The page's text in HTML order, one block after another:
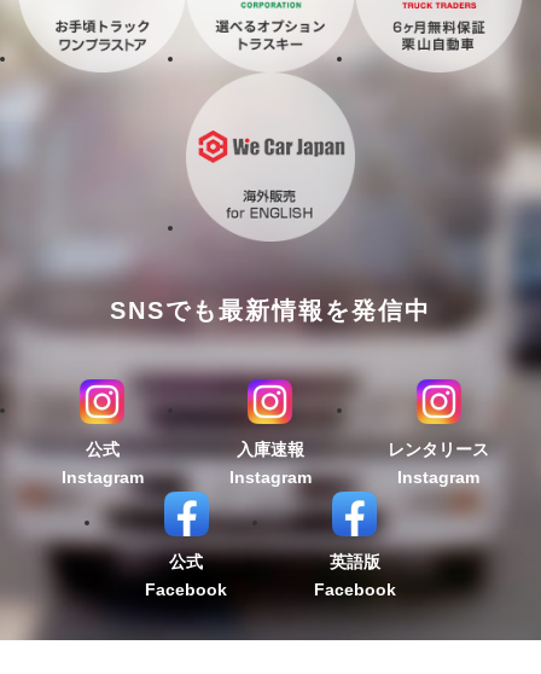
SNSでも最新情報を発信中
公式
Instagram
入庫速報
Instagram
レンタリース
Instagram
公式
Facebook
英語版
Facebook